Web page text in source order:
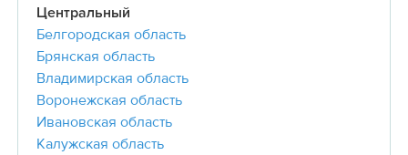
Центральный
Белгородская область
Брянская область
Владимирская область
Воронежская область
Ивановская область
Калужская область